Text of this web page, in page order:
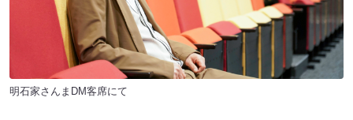
明石家さんまDM客席にて